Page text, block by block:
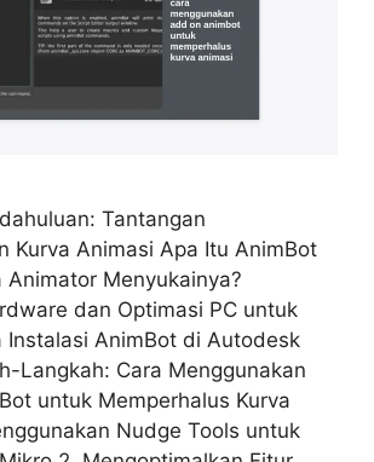
Tantangan
Kurva Animasi Apa Itu AnimBot
Animator Menyukainya?
dan Optimasi PC untuk
Instalasi AnimBot di Autodesk
Langkah: Cara Menggunakan
untuk Memperhalus Kurva
Nudge Tools untuk